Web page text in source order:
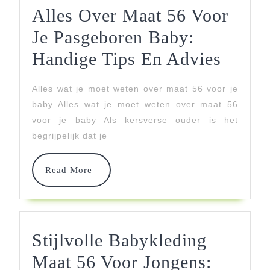
Alles Over Maat 56 Voor
Je Pasgeboren Baby:
Handige Tips En Advies
Maat
56
Baby:
Alles wat je moet weten over maat 56 voor je
baby Alles wat je moet weten over maat 56
voor je baby Als kersverse ouder is het
begrijpelijk dat je
Read More
Read
More
Stijlvolle Babykleding
Maat 56 Voor Jongens: